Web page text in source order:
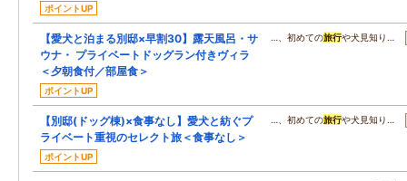
ポイントUP
【愛犬と泊まる別邸×早割30】露天風呂・サ
ウナ・ プライベートドッグラン付きヴィラ
＜夕朝食付／部屋食＞
ポイントUP
…、初めての旅行や犬見知り…
【別邸(ドッグ棟)×食事なし】愛犬と紡ぐプ
ライベート重視のセレクト旅＜食事なし＞
ポイントUP
…、初めての旅行や犬見知り…